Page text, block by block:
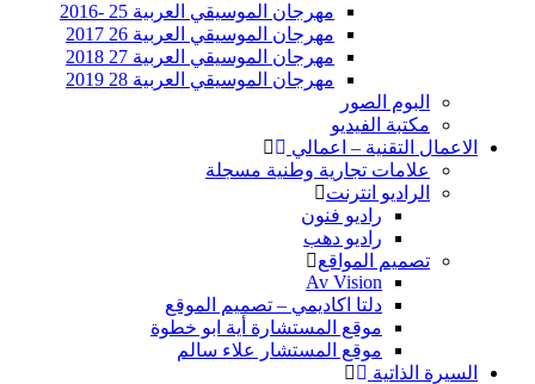
مهرجان الموسيقي العربية 25 -2016
مهرجان الموسيقي العربية 26 2017
مهرجان الموسيقي العربية 27 2018
مهرجان الموسيقي العربية 28 2019
البوم الصور
مكتبة الفيديو
الاعمال التقنية – اعمالي
علامات تجارية وطنية مسجلة
الراديو انترنت
راديو فنون
راديو دهب
تصميم المواقع
Av Vision
دلتا اكاديمي – تصميم الموقع
موقع المستشارة أية ابو خطوة
موقع المستشار علاء سالم
السيرة الذاتية